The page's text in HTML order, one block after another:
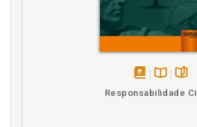
disponívelDisponível
Responsabilidade